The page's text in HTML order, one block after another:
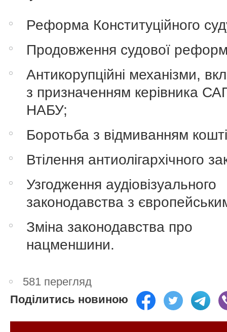
Реформа Конституційного
Продовження судової
Антикорупційні механізми,
з призначенням керівника
НАБУ;
Боротьба з відмиванням
Втілення антиолігархічного
Узгодження аудіовізуального
законодавства з
Зміна законодавства про
нацменшини.
581 перегляд
Поділитись новиною